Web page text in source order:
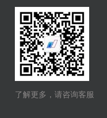
了解更多，请咨询客服